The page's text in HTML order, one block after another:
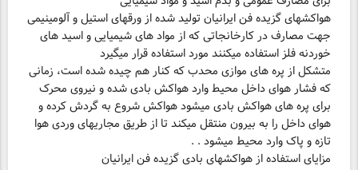
هواکشهای گزیده فن ایرانیان تولید شده از ورقهای استیل و آلومینیمی
جهت مصارف در کارخانجاتی که از مواد های شیمیایی و اسید های
خوردنه فلز استفاده میکنند مورد استفاده قرار میگیرد
متشکل از پره های موازی محدب که کنار هم چیده شده است، زمانی
که فشار هوای داخل محیط وارد هواکش بادی شده و نیروی محرک
برای پره های هواکش بادی میشود هواکش شروع به گردش کرده و
هوای داخل را به بیرون منتقل میکند تا از طریق مجاریهای وردی هوا
تازه و پاک وارد محیط میشود . .
مزایای استفاده از هواکشهای بادی گزیده فن ایرانیان